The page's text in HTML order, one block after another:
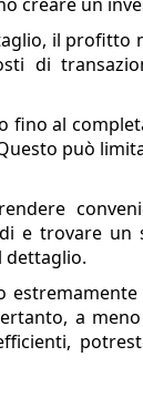
il profitto
di
al
può
e trovare un
dettaglio.
a